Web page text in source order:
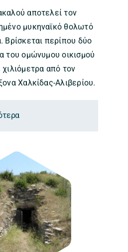
αποτελεί τον
μυκηναϊκό θολωτό
Βρίσκεται περίπου δύο
του ομώνυμου οικισμού
από τον
Χαλκίδας-Αλιβερίου.